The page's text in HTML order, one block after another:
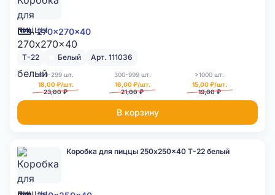
270x270x40
Т-22 Белый Арт. 111036
100-299 шт.
18,00 ₽/шт.
23,00 ₽
300-999 шт.
16,00 ₽/шт.
21,00 ₽
>1000 шт.
15,00 ₽/шт.
19,00 ₽
В корзину
Коробка для пиццы 250x250x40 Т-22 белый